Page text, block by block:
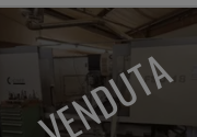
VENDUTA